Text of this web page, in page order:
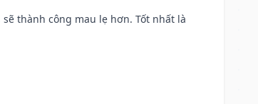
thành công mau lẹ hơn. Tốt nhất là